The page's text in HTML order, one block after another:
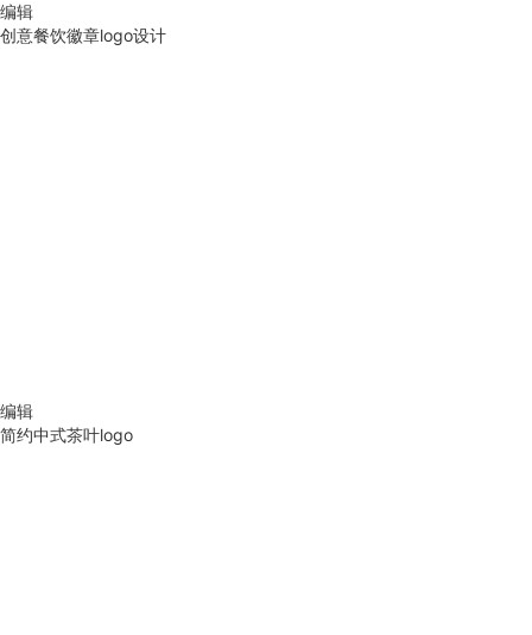
编辑
创意餐饮徽章logo设计
编辑
简约中式茶叶logo